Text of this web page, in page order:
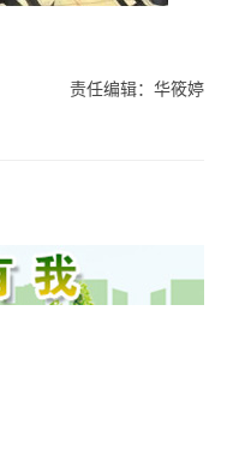
责任编辑：华筱婷